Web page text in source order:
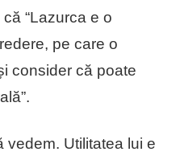
“Lazurca e o
pe care o
consider că poate
vedem. Utilitatea lui e